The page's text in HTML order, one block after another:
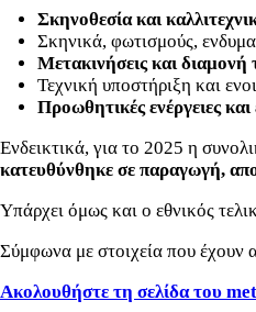
Σκηνοθεσία και
Σκηνικά, φωτισμούς,
Μετακινήσεις και διαμονή
Τεχνική υποστήριξη και
Προωθητικές ενέργειες και
Ενδεικτικά, για το 2025 η
κατευθύνθηκε σε παραγωγή,
Υπάρχει όμως και ο εθνικός
Σύμφωνα με στοιχεία που έχουν
Ακολουθήστε τη σελίδα του